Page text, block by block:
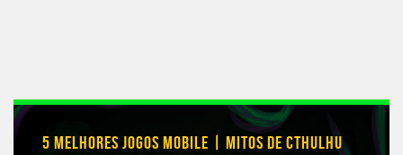
5 MELHORES JOGOS MOBILE | MITOS DE CTHULHU